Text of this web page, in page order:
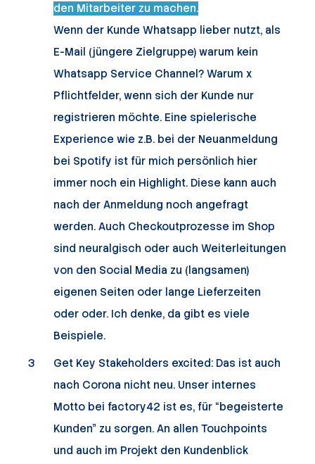
den Mitarbeiter zu machen.
Wenn der Kunde Whatsapp lieber nutzt, als
E-Mail (jüngere Zielgruppe) warum kein
Whatsapp Service Channel? Warum x
Pflichtfelder, wenn sich der Kunde nur
registrieren möchte. Eine spielerische
Experience wie z.B. bei der Neuanmeldung
bei Spotify ist für mich persönlich hier
immer noch ein Highlight. Diese kann auch
nach der Anmeldung noch angefragt
werden. Auch Checkoutprozesse im Shop
sind neuralgisch oder auch Weiterleitungen
von den Social Media zu (langsamen)
eigenen Seiten oder lange Lieferzeiten
oder oder. Ich denke, da gibt es viele
Beispiele.
Get Key Stakeholders excited: Das ist auch
nach Corona nicht neu. Unser internes
Motto bei factory42 ist es, für “begeisterte
Kunden” zu sorgen. An allen Touchpoints
und auch im Projekt den Kundenblick